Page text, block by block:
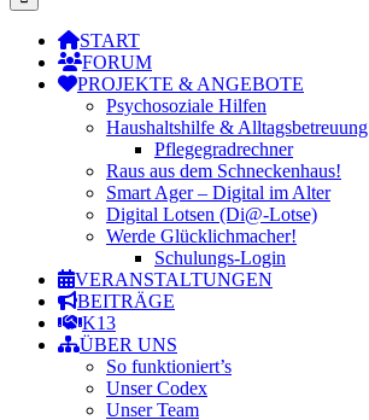
START
FORUM
PROJEKTE & ANGEBOTE
Psychosoziale Hilfen
Haushaltshilfe & Alltagsbetreuung
Pflegegradrechner
Raus aus dem Schneckenhaus!
Smart Ager – Digital im Alter
Digital Lotsen (Di@-Lotse)
Werde Glücklichmacher!
Schulungs-Login
VERANSTALTUNGEN
BEITRÄGE
K13
ÜBER UNS
So funktioniert’s
Unser Codex
Unser Team